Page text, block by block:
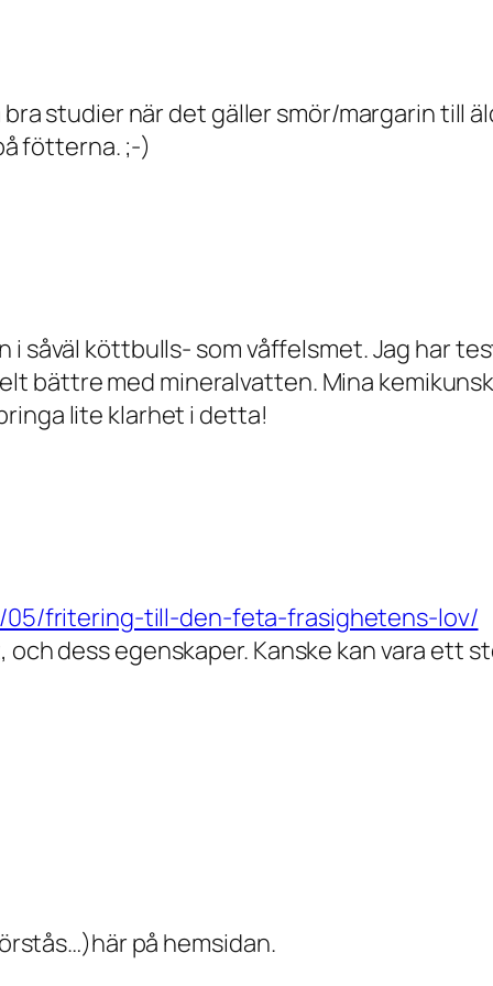
studier när det gäller smör/margarin till
fötterna. ;-)
i såväl köttbulls- som våffelsmet. Jag har
bättre med mineralvatten. Mina
lite klarhet i detta!
05/fritering-till-den-feta-frasighetens-lov/
dess egenskaper. Kanske kan vara ett
på hemsidan.